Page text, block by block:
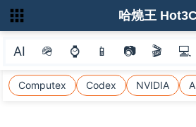
AI 🪖 ⌚ 📱 📷 🎬 💻
Computex Codex NVIDIA
哈燒王